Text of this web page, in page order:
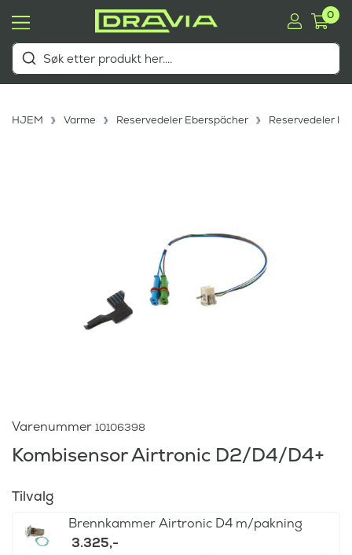
0
HJEM Varme Reservedeler Eberspächer Reservedeler
Varenummer 10106398
Kombisensor Airtronic D2/D4/D4+
Tilvalg
Brennkammer Airtronic D4 m/pakning
3.325,-